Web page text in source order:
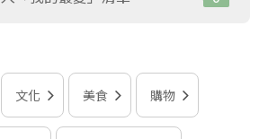
文化 美食 購物